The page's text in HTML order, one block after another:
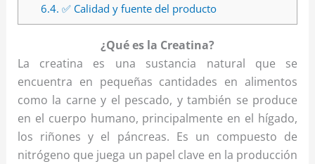
6.4. ✅ Calidad y fuente del producto
¿Qué es la Creatina?
La creatina es una sustancia natural que se
encuentra en pequeñas cantidades en alimentos
como la carne y el pescado, y también se produce
en el cuerpo humano, principalmente en el hígado,
los riñones y el páncreas. Es un compuesto de
nitrógeno que juega un papel clave en la producción